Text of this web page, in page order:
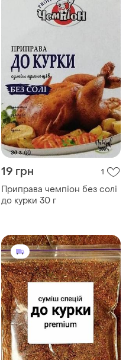
19 грн 1
Приправа чемпіон без солі
до курки 30 г